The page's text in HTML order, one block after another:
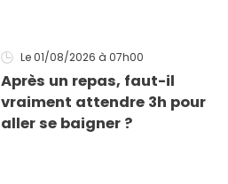
Le 01/08/2026 à 07h00
Après un repas, faut-il
vraiment attendre 3h pour
aller se baigner ?